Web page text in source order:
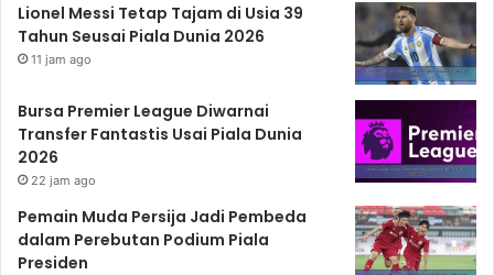
Lionel Messi Tetap Tajam di Usia 39
Tahun Seusai Piala Dunia 2026
11 jam ago
Bursa Premier League Diwarnai
Transfer Fantastis Usai Piala Dunia
2026
22 jam ago
Pemain Muda Persija Jadi Pembeda
dalam Perebutan Podium Piala
Presiden